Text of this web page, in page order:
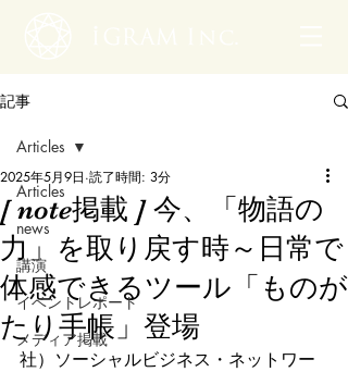
記事
Articles
news
講演
イベントレポート
メディア掲載
Articles
[ note掲載 ] 今、「物語の
力」を取り戻す時～日常で
体感できるツール「ものが
たり手帳」登場
2025年5月9日 読了時間: 3分
社）ソーシャルビジネス・ネットワー